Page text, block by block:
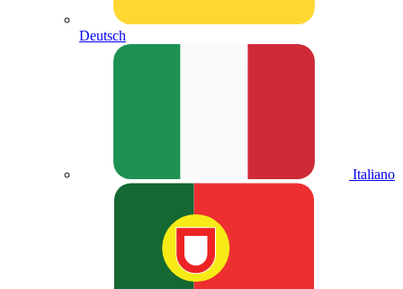
Deutsch
Italiano